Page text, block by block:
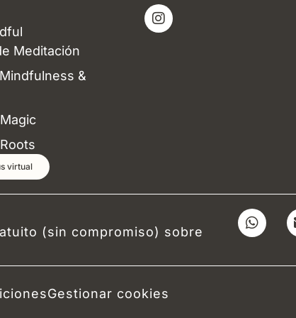
Meditación
&
virtual
t
u
b
t
a
g
(sin compromiso) sobre
W
h
s
Gestionar cookies